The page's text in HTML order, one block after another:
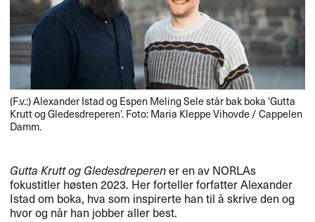
(F.v.:) Alexander Istad og Espen Meling Sele står bak boka 'Gutta
Krutt og Gledesdreperen'. Foto: Maria Kleppe Vihovde / Cappelen
Damm.
Gutta Krutt og Gledesdreperener en av NORLAs
fokustitler h​ø​sten 2023. Her forteller forfatter Alexander
Istad om boka, hva som inspirerte han til ​å skrive den og
hvor og n​å​r han jobber aller best.​​